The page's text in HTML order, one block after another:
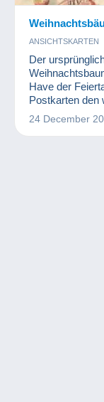
ANSICHTSKARTEN
Der
Have der
Postkarten den
Beginn des 20.
24 December